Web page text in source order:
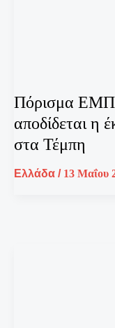
Πόρισμα ΕΜΠ:
αποδίδεται η
στα Τέμπη
Ελλάδα / 13 Μαΐου